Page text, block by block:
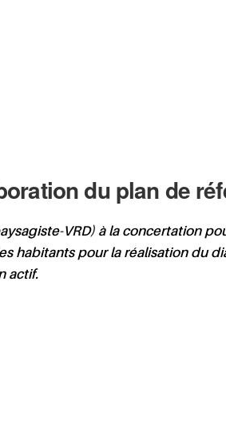
du plan de
VRD) à la concertation
habitants pour la réalisation du
actif.